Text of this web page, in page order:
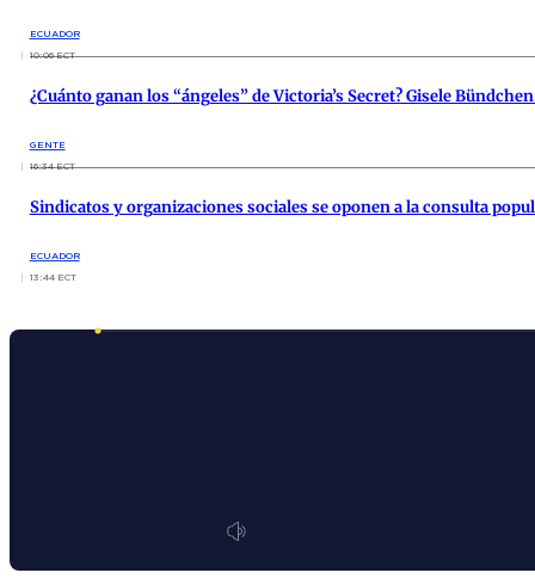
ECUADOR
10:06 ECT
¿Cuánto ganan los “ángeles” de Victoria’s Secret? Gisele
GENTE
16:34 ECT
Sindicatos y organizaciones sociales se oponen a la consulta
ECUADOR
13:44 ECT